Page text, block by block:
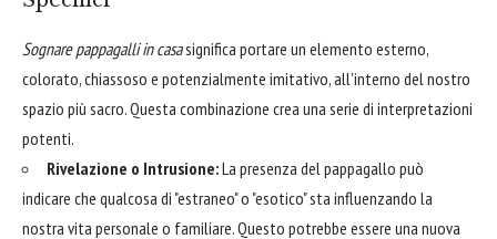
Sognare pappagalli in casasignifica portare un elemento esterno,
colorato, chiassoso e potenzialmente imitativo, all'interno del nostro
spazio più sacro. Questa combinazione crea una serie di interpretazioni
potenti.
Rivelazione o Intrusione:La presenza del pappagallo può
indicare che qualcosa di "estraneo" o "esotico" sta influenzando la
nostra vita personale o familiare. Questo potrebbe essere una nuova